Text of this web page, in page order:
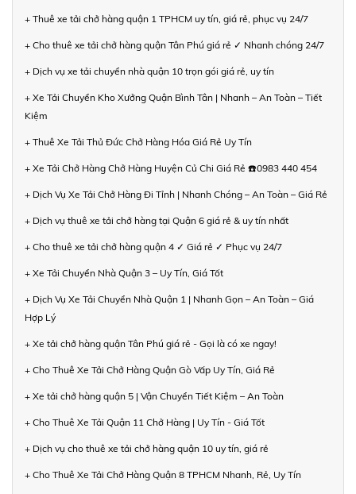
+ Thuê xe tải chở hàng quận 1 TPHCM uy tín, giá rẻ, phục vụ 24/7
+ Cho thuê xe tải chở hàng quận Tân Phú giá rẻ ✓ Nhanh chóng 24/7
+ Dịch vụ xe tải chuyển nhà quận 10 trọn gói giá rẻ, uy tín
+ Xe Tải Chuyển Kho Xưởng Quận Bình Tân | Nhanh – An Toàn – Tiết
Kiệm
+ Thuê Xe Tải Thủ Đức Chở Hàng Hóa Giá Rẻ Uy Tín
+ Xe Tải Chở Hàng Chở Hàng Huyện Củ Chi Giá Rẻ ☎️0983 440 454
+ Dịch Vụ Xe Tải Chở Hàng Đi Tỉnh | Nhanh Chóng – An Toàn – Giá Rẻ
+ Dịch vụ thuê xe tải chở hàng tại Quận 6 giá rẻ & uy tín nhất
+ Cho thuê xe tải chở hàng quận 4 ✓ Giá rẻ ✓ Phục vụ 24/7
+ Xe Tải Chuyển Nhà Quận 3 – Uy Tín, Giá Tốt
+ Dịch Vụ Xe Tải Chuyển Nhà Quận 1 | Nhanh Gọn – An Toàn – Giá
Hợp Lý
+ Xe tải chở hàng quận Tân Phú giá rẻ - Gọi là có xe ngay!
+ Cho Thuê Xe Tải Chở Hàng Quận Gò Vấp Uy Tín, Giá Rẻ
+ Xe tải chở hàng quận 5 | Vận Chuyển Tiết Kiệm – An Toàn
+ Cho Thuê Xe Tải Quận 11 Chở Hàng | Uy Tín - Giá Tốt
+ Dịch vụ cho thuê xe tải chở hàng quận 10 uy tín, giá rẻ
+ Cho Thuê Xe Tải Chở Hàng Quận 8 TPHCM Nhanh, Rẻ, Uy Tín